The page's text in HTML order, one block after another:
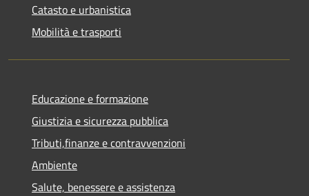
Catasto e urbanistica
Mobilità e trasporti
Educazione e formazione
Giustizia e sicurezza pubblica
Tributi,finanze e contravvenzioni
Ambiente
Salute, benessere e assistenza